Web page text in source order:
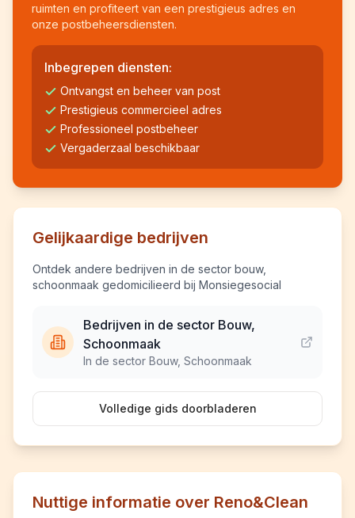
ruimten en profiteert van een prestigieus adres en
onze postbeheersdiensten.
Inbegrepen diensten:
Ontvangst en beheer van post
Prestigieus commercieel adres
Professioneel postbeheer
Vergaderzaal beschikbaar
Gelijkaardige bedrijven
Ontdek andere bedrijven in de sector bouw,
schoonmaak gedomicilieerd bij Monsiegesocial
Bedrijven in de sector Bouw,
Schoonmaak
In de sector Bouw, Schoonmaak
Volledige gids doorbladeren
Nuttige informatie over Reno&Clean